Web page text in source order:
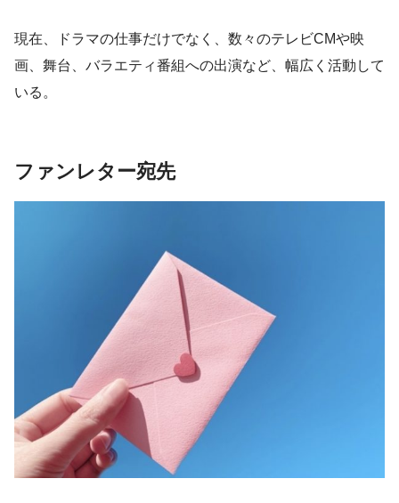
現在、ドラマの仕事だけでなく、数々のテレビCMや映
画、舞台、バラエティ番組への出演など、幅広く活動して
いる。
ファンレター宛先